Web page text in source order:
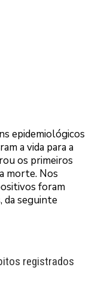
epidemiológicos
a vida para a
os primeiros
morte. Nos
foram
da seguinte